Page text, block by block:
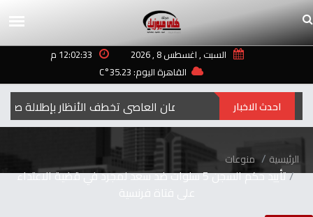
السبت , اغسطس 8 , 2026
12:02:33 م
القاهرة اليوم: 35.23°C
إيمان العاصي تخطف الأنظار بإطلالة احدث الاخبار
الرئيسية منوعات
تأييد‭ ‬حكم‭ ‬السجن‭ ‬5‭ ‬سنوات‭ ‬ضد‭ ‬سعد‭ ‬لمجرد‭ ‬في‭ ‬قضية‭ ‬الاعتداء‭
‬على‭ ‬فتاة‭ ‬فرنسية